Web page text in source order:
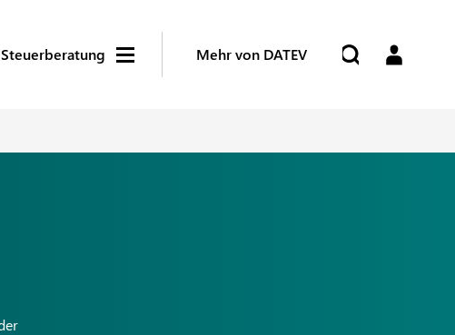
Steuerberatung Mehr von DATEV